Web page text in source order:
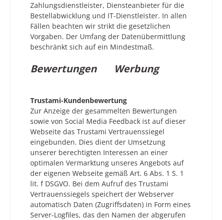
Zahlungsdienstleister, Diensteanbieter für die
Bestellabwicklung und IT-Dienstleister. In allen
Fällen beachten wir strikt die gesetzlichen
Vorgaben. Der Umfang der Datenübermittlung
beschränkt sich auf ein Mindestmaß.
Bewertungen Werbung
Trustami-Kundenbewertung
Zur Anzeige der gesammelten Bewertungen
sowie von Social Media Feedback ist auf dieser
Webseite das Trustami Vertrauenssiegel
eingebunden. Dies dient der Umsetzung
unserer berechtigten Interessen an einer
optimalen Vermarktung unseres Angebots auf
der eigenen Webseite gemäß Art. 6 Abs. 1 S. 1
lit. f DSGVO. Bei dem Aufruf des Trustami
Vertrauenssiegels speichert der Webserver
automatisch Daten (Zugriffsdaten) in Form eines
Server-Logfiles, das den Namen der abgerufen